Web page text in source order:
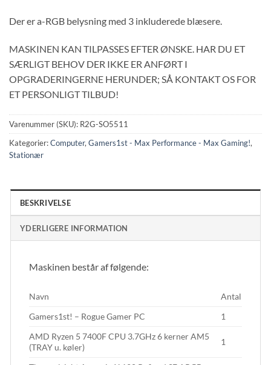
Der er a-RGB belysning med 3 inkluderede blæsere.
MASKINEN KAN TILPASSES EFTER ØNSKE. HAR DU ET
SÆRLIGT BEHOV DER IKKE ER ANFØRT I
OPGRADERINGERNE HERUNDER; SÅ KONTAKT OS FOR
ET PERSONLIGT TILBUD!
Varenummer (SKU): R2G-SO5511
Kategorier:Computer, Gamers1st - Max Performance - Max Gaming!,
Stationær
BESKRIVELSE
YDERLIGERE INFORMATION
Maskinen består af følgende:
Navn
Antal
Gamers1st! – Rogue Gamer PC
1
AMD Ryzen 5 7400F CPU 3.7GHz 6 kerner AM5
(TRAY u. køler)
1